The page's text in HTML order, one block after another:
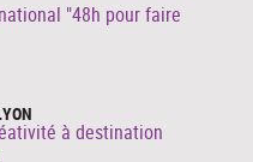
"48h pour faire
à destination